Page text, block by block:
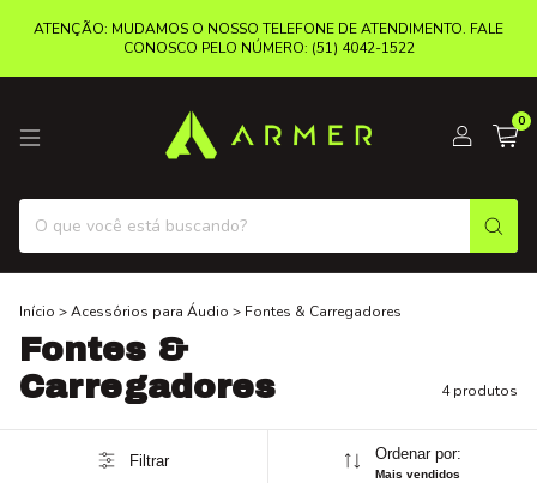
ATENÇÃO: MUDAMOS O NOSSO TELEFONE DE ATENDIMENTO. FALE
CONOSCO PELO NÚMERO: (51) 4042-1522
0
Início >Acessórios para Áudio > Fontes & Carregadores
Fontes &
Carregadores
4 produtos
Filtrar Ordenar por:
Mais vendidos